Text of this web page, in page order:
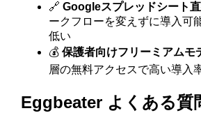
🔗Googleスプレッドシート
ークフローを変えずに導入可
低い
💰保護者向けフリーミアムモ
層の無料アクセスで高い導入
Eggbeater よくある質